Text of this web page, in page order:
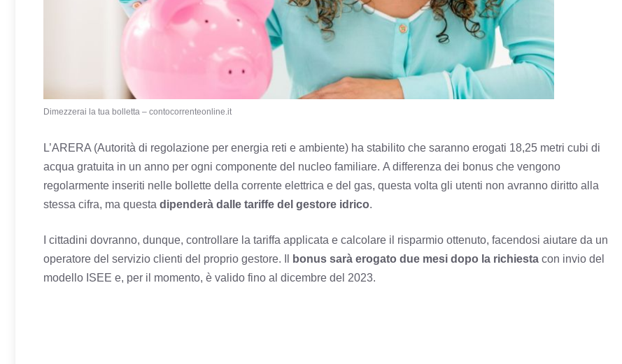
Dimezzerai la tua bolletta – contocorrenteonline.it
L’ARERA (Autorità di regolazione per energia reti e ambiente) ha stabilito che saranno erogati 18,25 metri cubi di
acqua gratuita in un anno per ogni componente del nucleo familiare. A differenza dei bonus che vengono
regolarmente inseriti nelle bollette della corrente elettrica e del gas, questa volta gli utenti non avranno diritto alla
stessa cifra, ma questa dipenderà dalle tariffe del gestore idrico.
I cittadini dovranno, dunque, controllare la tariffa applicata e calcolare il risparmio ottenuto, facendosi aiutare da un
operatore del servizio clienti del proprio gestore. Il
bonus sarà erogato due mesi dopo la richiesta con invio del
modello ISEE e, per il momento, è valido fino al dicembre del 2023.